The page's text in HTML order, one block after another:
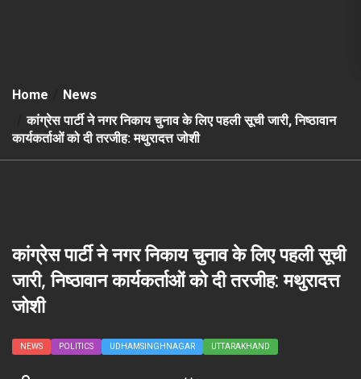
Home
News
कांग्रेस पार्टी ने नगर निकाय चुनाव के लिए पहली सूची जारी, निष्ठावान
कार्यकर्ताओं को दी तरजीह: मथुरादत्त जोशी
कांग्रेस पार्टी ने नगर निकाय चुनाव के लिए पहली सूची
जारी, निष्ठावान कार्यकर्ताओं को दी तरजीह: मथुरादत्त
जोशी
NEWS POLITICS UDHAMSINGHNAGAR UTTARAKHAND